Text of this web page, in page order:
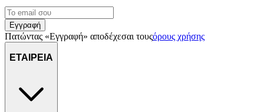
Εγγραφή
Πατώντας «Εγγραφή» αποδέχεσαι τουςόρους χρήσης
ΕΤΑΙΡΕΙΑ